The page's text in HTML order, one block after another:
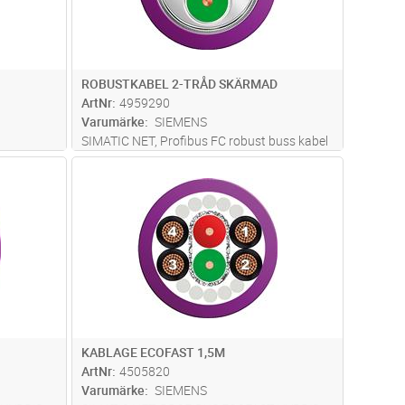
1000
ROBUSTKABEL 2-TRÅD SKÄRMAD
ArtNr 4959290
Varumärke
SIEMENS
SIMATIC NET, Profibus FC robust buss kabel
med PUR-mantel för applikat ioner i kemiskt
och mekaniskt svår miljö, säljes per meter
max. levera nslängd: 1000 m, minsta
beställningskvantitet: 20 m
Lägg i kundvagn
KABLAGE ECOFAST 1,5M
ArtNr 4505820
Varumärke
SIEMENS